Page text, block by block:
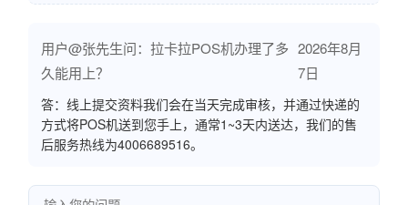
用户@张先生问：拉卡拉POS机办理了多
久能用上？
2026年8月
7日
答：线上提交资料我们会在当天完成审核，并通过快递的
方式将POS机送到您手上，通常1~3天内送达，我们的售
后服务热线为4006689516。